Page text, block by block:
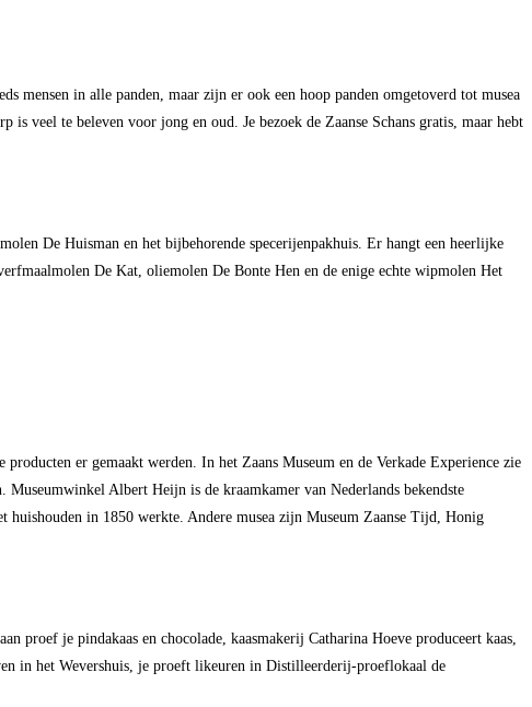
mensen in alle panden, maar zijn er ook een hoop panden omgetoverd tot musea
veel te beleven voor jong en oud. Je bezoek de Zaanse Schans gratis, maar hebt
De Huisman en het bijbehorende specerijenpakhuis. Er hangt een heerlijke
De Kat, oliemolen De Bonte Hen en de enige echte wipmolen Het
er gemaakt werden. In het Zaans Museum en de Verkade Experience zie
Albert Heijn is de kraamkamer van Nederlands bekendste
huishouden in 1850 werkte. Andere musea zijn Museum Zaanse Tijd, Honig
proef je pindakaas en chocolade, kaasmakerij Catharina Hoeve produceert kaas,
in het Wevershuis, je proeft likeuren in Distilleerderij-proeflokaal de